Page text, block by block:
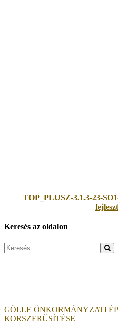
TOP_PLUSZ-3.1.3-23-
Keresés az oldalon
Search
for:
GÖLLE ÖNKORMÁNYZATI
KORSZERŰSÍTÉSE